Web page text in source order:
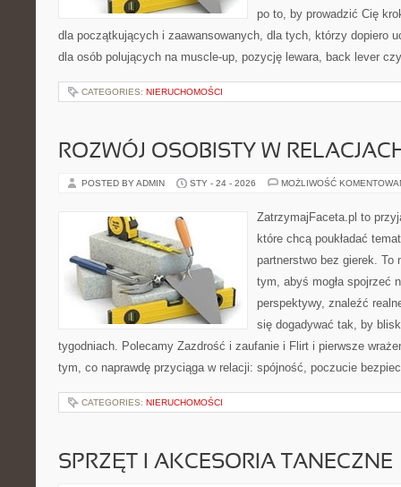
po to, by prowadzić Cię
dla początkujących i zaawansowanych, dla tych, którzy dopiero
dla osób polujących na muscle-up, pozycję lewara, back lever
CATEGORIES: NIERUCHOMOŚCI
ROZWÓJ OSOBISTY W
POSTED BY ADMIN STY - 24 - 2026 MOŻLIWOŚĆ
ZatrzymajFaceta.pl to
które chcą poukładać
partnerstwo bez gierek. To
tym, abyś mogła spojrzeć
perspektywy, znaleźć
się dogadywać tak, by
tygodniach. Polecamy Zazdrość i zaufanie i Flirt i pierwsze
tym, co naprawdę przyciąga w relacji: spójność, poczucie
CATEGORIES: NIERUCHOMOŚCI
SPRZĘT I AKCESORIA TANECZNE